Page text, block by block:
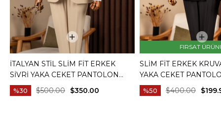
İTALYAN STIL SLIM FIT ERKEK
SIVRI YAKA CEKET PANTOLON
TAKIM ELBISE CAMEL T20082-11
%30 $350.00
$500.00
FIRSAT
SLIM FIT ERKEK
YAKA CEKET
ELBISE SIYAH T20172-
%50 $400.00